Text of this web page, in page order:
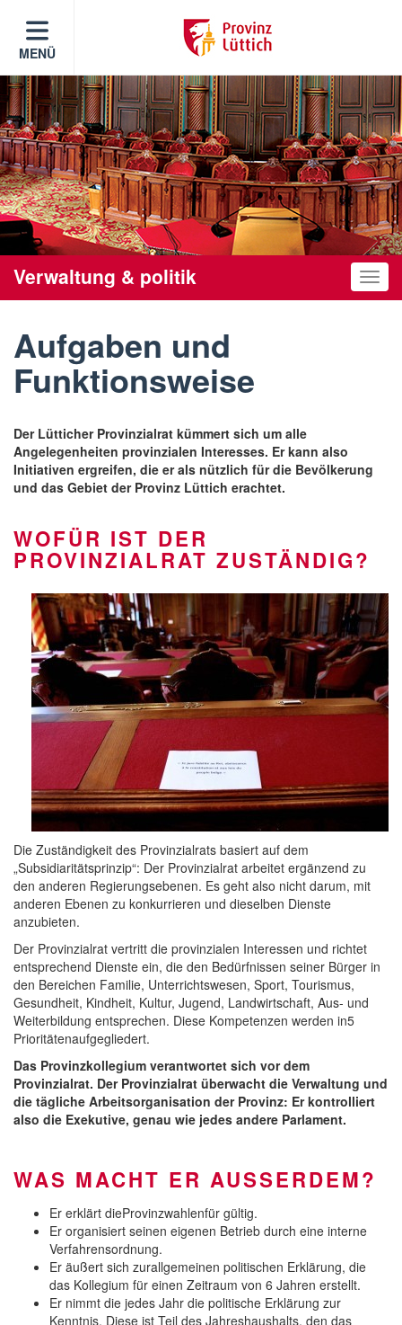
MENÜ
Verwaltung & politik
Aufgaben und
Funktionsweise
Der Lütticher Provinzialrat kümmert sich um alle
Angelegenheiten provinzialen Interesses. Er kann also
Initiativen ergreifen, die er als nützlich für die Bevölkerung
und das Gebiet der Provinz Lüttich erachtet.
WOFÜR IST DER
PROVINZIALRAT ZUSTÄNDIG?
Die Zuständigkeit des Provinzialrats basiert auf dem
„Subsidiaritätsprinzip“: Der Provinzialrat arbeitet ergänzend zu
den anderen Regierungsebenen. Es geht also nicht darum, mit
anderen Ebenen zu konkurrieren und dieselben Dienste
anzubieten.
Der Provinzialrat vertritt die provinzialen Interessen und richtet
entsprechend Dienste ein, die den Bedürfnissen seiner Bürger in
den Bereichen Familie, Unterrichtswesen, Sport, Tourismus,
Gesundheit, Kindheit, Kultur, Jugend, Landwirtschaft, Aus- und
Weiterbildung entsprechen. Diese Kompetenzen werden in5
Prioritätenaufgegliedert.
Das Provinzkollegium verantwortet sich vor dem
Provinzialrat. Der Provinzialrat überwacht die Verwaltung und
die tägliche Arbeitsorganisation der Provinz: Er kontrolliert
also die Exekutive, genau wie jedes andere Parlament.
WAS MACHT ER AUSSERDEM?
Er erklärt dieProvinzwahlenfür gültig.
Er organisiert seinen eigenen Betrieb durch eine interne
Verfahrensordnung.
Er äußert sich zurallgemeinen politischen Erklärung, die
das Kollegium für einen Zeitraum von 6 Jahren erstellt.
Er nimmt die jedes Jahr die politische Erklärung zur
Kenntnis. Diese ist Teil des Jahreshaushalts, den das